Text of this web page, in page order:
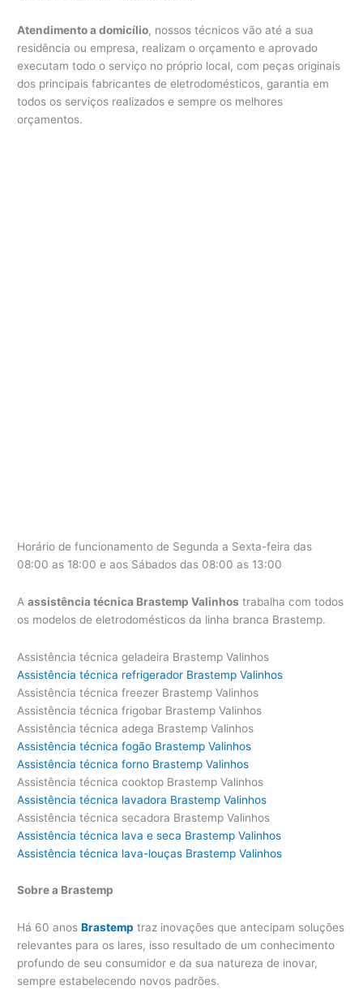
Atendimento a domicílio, nossos técnicos vão até a sua
residência ou empresa, realizam o orçamento e aprovado
executam todo o serviço no próprio local, com peças originais
dos principais fabricantes de eletrodomésticos, garantia em
todos os serviços realizados e sempre os melhores
orçamentos.
Horário de funcionamento de Segunda a Sexta-feira das
08:00 as 18:00 e aos Sábados das 08:00 as 13:00
Aassistência técnica Brastemp Valinhos trabalha com todos
os modelos de eletrodomésticos da linha branca Brastemp.
Assistência técnica geladeira Brastemp Valinhos
Assistência técnica refrigerador Brastemp Valinhos
Assistência técnica freezer Brastemp Valinhos
Assistência técnica frigobar Brastemp Valinhos
Assistência técnica adega Brastemp Valinhos
Assistência técnica fogão Brastemp Valinhos
Assistência técnica forno Brastemp Valinhos
Assistência técnica cooktop Brastemp Valinhos
Assistência técnica lavadora Brastemp Valinhos
Assistência técnica secadora Brastemp Valinhos
Assistência técnica lava e seca Brastemp Valinhos
Assistência técnica lava-louças Brastemp Valinhos
Sobre a Brastemp
Há 60 anosBrastemp traz inovações que antecipam soluções
relevantes para os lares, isso resultado de um conhecimento
profundo de seu consumidor e da sua natureza de inovar,
sempre estabelecendo novos padrões.